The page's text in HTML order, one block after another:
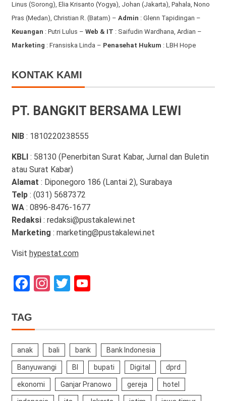
Linus (Sorong), Elia Krisanto (Yogya), Johan (Jakarta), Pahala, Nono
Pras (Medan), Christian R. (Batam) – Admin : Glenn Tapidingan –
Keuangan : Putri Lulus – Web & IT : Saifudin Wardhana, Ardian –
Marketing : Fransiska Linda – Penasehat Hukum : LBH Hope
KONTAK KAMI
PT. BANGKIT BERSAMA LEWI
NIB : 1810220238555
KBLI : 58130 (Penerbitan Surat Kabar, Jurnal dan Buletin
atau Surat Kabar)
Alamat : Diponegoro 186 (Lantai 2), Surabaya
Telp: (031) 5687372
WA: 0896-8476-1677
Redaksi: redaksi@pustakalewi.net
Marketing : marketing@pustakalewi.net
Visit hypestat.com
Facebook
Instagram
TwitterYouTube
TAG
anak bali bank Bank Indonesia
Banyuwangi BI bupati Digital dprd
ekonomi Ganjar Pranowo gereja hotel